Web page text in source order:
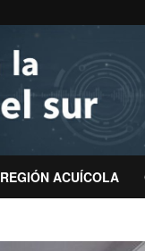
REGIÓN ACUÍCOLA